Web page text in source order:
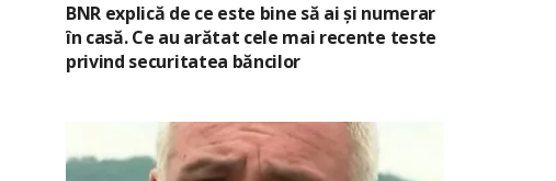
BNR explică de ce este bine să ai și numerar
în casă. Ce au arătat cele mai recente teste
privind securitatea băncilor